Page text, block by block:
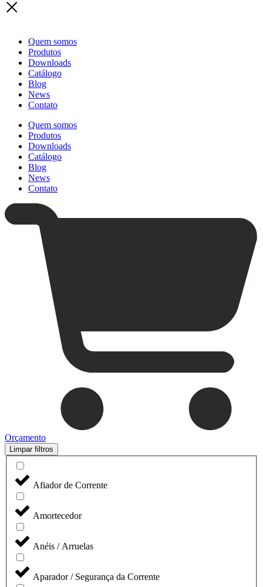
Quem somos
Produtos
Downloads
Catálogo
Blog
News
Contato
Quem somos
Produtos
Downloads
Catálogo
Blog
News
Contato
Orçamento
Limpar filtros
Afiador de Corrente
Amortecedor
Anéis / Arruelas
Aparador / Segurança da Corrente